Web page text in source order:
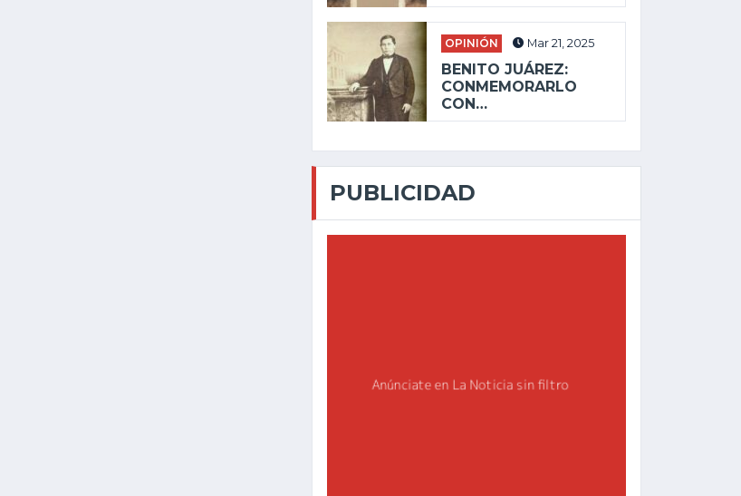
OPINIÓN Mar 21, 2025
BENITO JUÁREZ:
CONMEMORARLO
CON…
PUBLICIDAD